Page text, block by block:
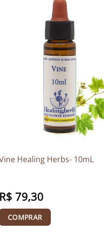
Healing Herbs- 10mL
R$ 79,30
COMPRAR